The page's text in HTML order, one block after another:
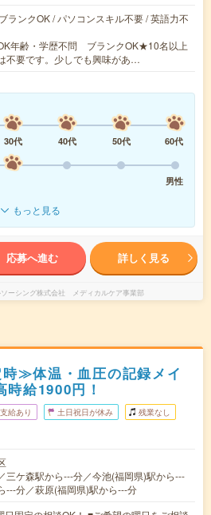
ランクOK / パソコンスキル不要 / 英語力不
年齢・学歴不問 ブランクOK★10名以上
不要です。少しでも興味があ…
30代 40代 50代
60代
男性
もっと見る
応募へ進む 詳しく見る
ソーシング株式会社 メディカルケア事業部
≫体温・血圧の記録メイ
給1900円！
給あり 土日祝日が休み 残業なし
三ケ森駅から---分／今池(福岡県)駅から---
---分／萩原(福岡県)駅から---分